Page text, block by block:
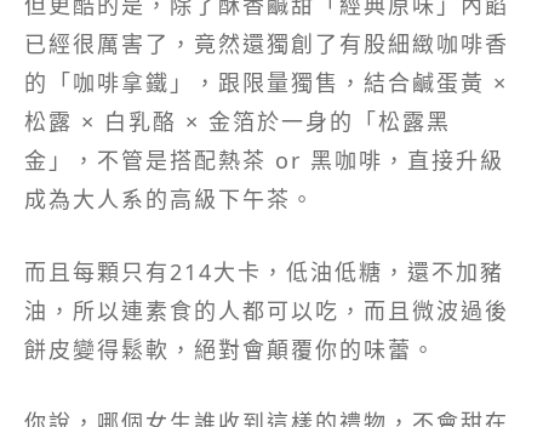
已經很厲害了，竟然還獨創了有股細緻咖啡香
的「咖啡拿鐵」，跟限量獨售，結合鹹蛋黃 ×
松露 × 白乳酪 × 金箔於一身的「松露黑
金」，不管是搭配熱茶 or 黑咖啡，直接升級
成為大人系的高級下午茶。
而且每顆只有214大卡，低油低糖，還不加豬
油，所以連素食的人都可以吃，而且微波過後
餅皮變得鬆軟，絕對會顛覆你的味蕾。